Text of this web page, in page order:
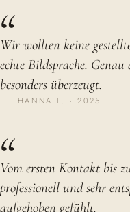
Wir wollten keine
echte Bildsprache.
besonders überzeugt.
HANNA L. · 2025
Vom ersten Kontakt bis
professionell und sehr
aufgehoben gefühlt.